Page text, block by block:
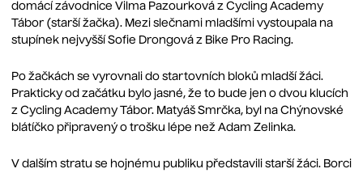
domácí závodnice Vilma Pazourková z Cycling Academy
Tábor (starší žačka). Mezi slečnami mladšími vystoupala na
stupínek nejvyšší Sofie Drongová z Bike Pro Racing.
Po žačkách se vyrovnali do startovních bloků mladší žáci.
Prakticky od začátku bylo jasné, že to bude jen o dvou klucích
z Cycling Academy Tábor. Matyáš Smrčka, byl na Chýnovské
blátíčko připravený o trošku lépe než Adam Zelinka.
V dalším stratu se hojnému publiku představili starší žáci. Borci